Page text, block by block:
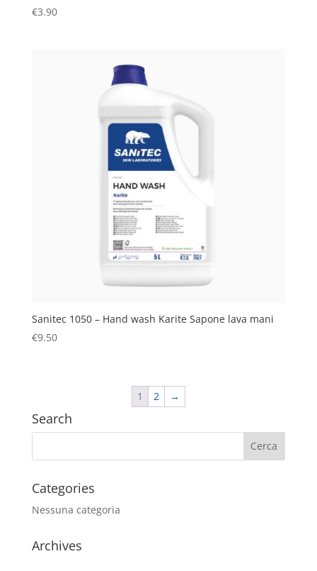
€3.90
Sanitec 1050 – Hand wash Karite Sapone lava mani
€9.50
1 2 →
Search
Categories
Nessuna categoria
Archives